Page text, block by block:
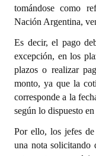
tomándose como
Nación Argentina,
Es decir, el pago
excepción, en los
plazos o realizar
monto, ya que la
corresponde a la
según lo dispuesto
Por ello, los jefes
una nota solicitando